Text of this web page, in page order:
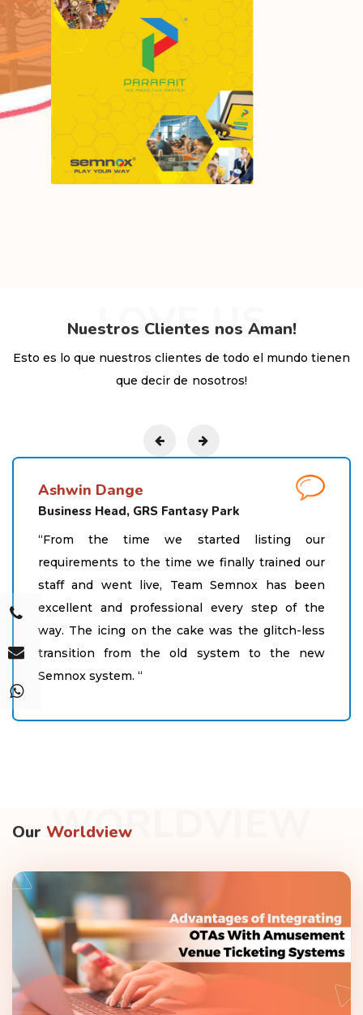
LOVE US
Nuestros Clientes nos Aman!
Esto es lo que nuestros clientes de todo el mundo tienen
que decir de nosotros!
Lauren Davis
CEO Splash Shack, US
“Semnox has been wonderful to work with.
Their customizable platform has brought the
flexibility we needed to guarantee client safety
without compromising their experience.”
WORLDVIEW
Our Worldview